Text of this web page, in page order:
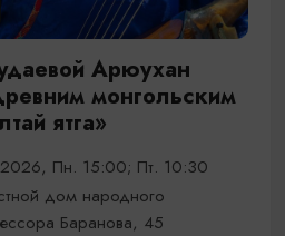
Арюухан
монгольским
ятга»
Пн. 15:00; Пт. 10:30
дом народного
Баранова, 45